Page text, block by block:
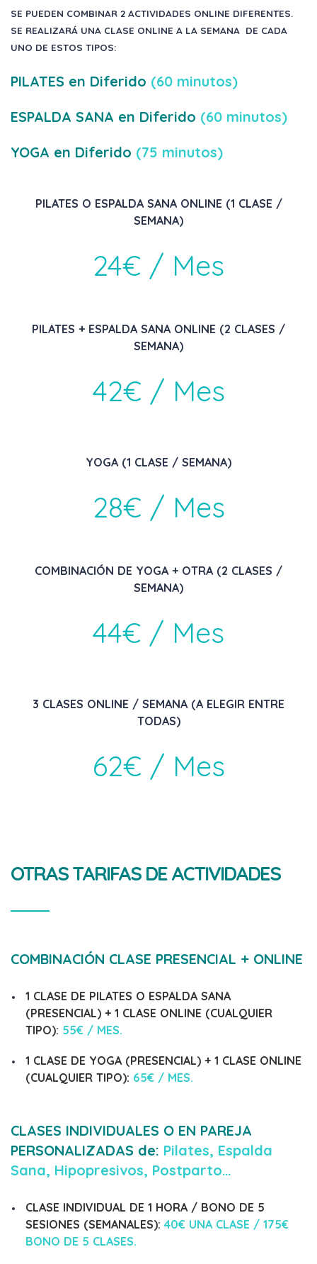
SE PUEDEN COMBINAR 2 ACTIVIDADES ONLINE DIFERENTES.
SE REALIZARÁ UNA CLASE ONLINE A LA SEMANA DE CADA
UNO DE ESTOS TIPOS:
PILATES en Diferido (60 minutos)
ESPALDA SANA en Diferido (60 minutos)
YOGA en Diferido (75 minutos)
PILATES O ESPALDA SANA ONLINE (1 CLASE /
SEMANA)
24€ / Mes
PILATES + ESPALDA SANA ONLINE (2 CLASES /
SEMANA)
42€ / Mes
YOGA (1 CLASE / SEMANA)
28€ / Mes
COMBINACIÓN DE YOGA + OTRA (2 CLASES /
SEMANA)
44€ / Mes
3 CLASES ONLINE / SEMANA (A ELEGIR ENTRE
TODAS)
62€ / Mes
OTRAS TARIFAS DE ACTIVIDADES
COMBINACIÓN CLASE PRESENCIAL + ONLINE
1 CLASE DE PILATES O ESPALDA SANA
(PRESENCIAL) + 1 CLASE ONLINE (CUALQUIER
TIPO): 55€ / MES.
1 CLASE DE YOGA (PRESENCIAL) + 1 CLASE ONLINE
(CUALQUIER TIPO): 65€ / MES.
CLASES INDIVIDUALES O EN PAREJA
PERSONALIZADAS de: Pilates, Espalda
Sana, Hipopresivos, Postparto…
CLASE INDIVIDUAL DE1 HORA / BONO DE 5
SESIONES (SEMANALES):40€ UNA CLASE / 175€
BONO DE 5 CLASES.